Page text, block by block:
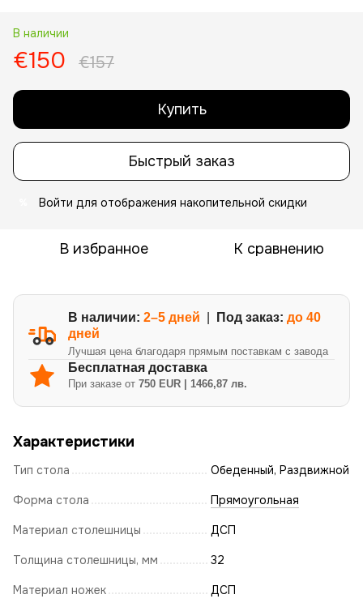
В наличии
€150 €157
Купить
Быстрый заказ
Войти для отображения накопительной скидки
В избранное К сравнению
В наличии: 2–5 дней Под заказ: до 40
дней
Лучшая цена благодаря прямым поставкам с завода
Бесплатная доставка
При заказе от 750 EUR | 1466,87 лв.
Характеристики
Тип стола Обеденный, Раздвижной
Форма стола Прямоугольная
Материал столешницы ДСП
Толщина столешницы, мм 32
Материал ножек ДСП